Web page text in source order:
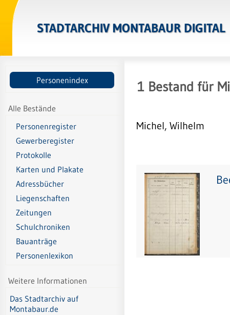
STADTARCHIV MONTABAUR DIGITAL
Personenindex
Alle Bestände
Personenregister
Gewerberegister
Protokolle
Karten und Plakate
Adressbücher
Liegenschaften
Zeitungen
Schulchroniken
Bauanträge
Personenlexikon
Weitere Informationen
Das Stadtarchiv auf
Montabaur.de
1 Bestand für
Michel, Wilhelm